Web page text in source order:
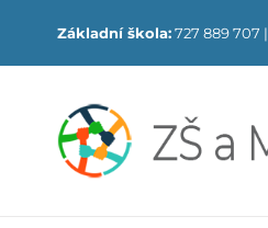
content
Základní škola:727 889 707 |